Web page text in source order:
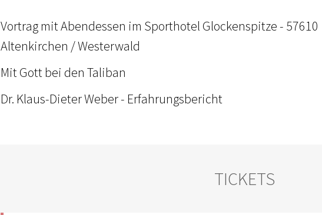
Vortrag mit Abendessen im Sporthotel Glockenspitze - 57610
Altenkirchen / Westerwald
Mit Gott bei den Taliban
Dr. Klaus-Dieter Weber - Erfahrungsbericht
TICKETS